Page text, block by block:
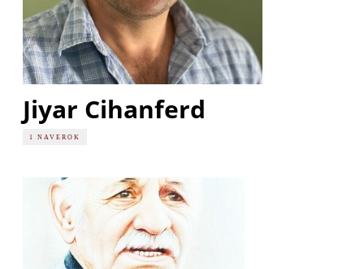
Jiyar Cihanferd
1 NAVEROK